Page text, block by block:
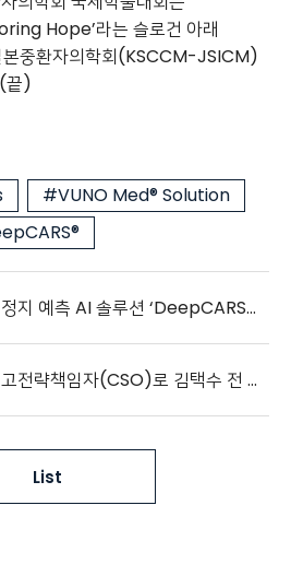
Hope’라는 슬로건 아래
본중환자의학회(KSCCM-JSICM)
끝)
#VUNO Med® Solution
뷰노, 심정지 예측 AI 솔루션 ‘DeepCARS’ 유럽 CE MDR 인증
뷰노, 최고전략책임자(CSO)로 김택수 전 삼성종기원 그룹장 영입
List